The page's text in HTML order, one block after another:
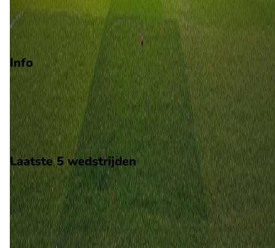
Degradatie
Play-offs degradatie
Info
Op 2 mei 2026 gaat Ghivizzano Borgoamozzano de strijd aan
met Grosseto. De wedstrijd wordt afgetrapt om 13:30 en
gespeeld in de Serie D.
Stadion: Onbekend
Scheidsrechter: Onbekend
Laatste 5 wedstrijden
H2H
Ghivizzano Borgoamozzano
Grosseto
2 mei2026
Ghivizzano Borgoamozzano